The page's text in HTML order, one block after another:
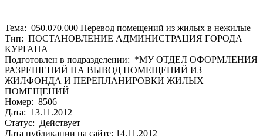
Тема: 050.070.000 Перевод помещений из жилых в нежилые
Тип: ПОСТАНОВЛЕНИЕ АДМИНИСТРАЦИЯ ГОРОДА
КУРГАНА
Подготовлен в подразделении: *МУ ОТДЕЛ ОФОРМЛЕНИЯ
РАЗРЕШЕНИЙ НА ВЫВОД ПОМЕЩЕНИЙ ИЗ
ЖИЛФОНДА И ПЕРЕПЛАНИРОВКИ ЖИЛЫХ
ПОМЕЩЕНИЙ
Номер: 8506
Дата: 13.11.2012
Статус: Действует
Дата публикации на сайте: 14.11.2012